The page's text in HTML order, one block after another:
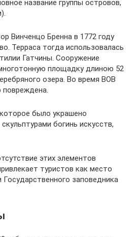
название группы островов,
Винченцо Бренна в 1772 году
Терраса тогда использовалась
Гатчины. Сооружение
площадку длиною 52
озера. Во время ВОВ
повреждена.
было украшено
богинь искусств,
этих элементов
туристов как место
заповедника